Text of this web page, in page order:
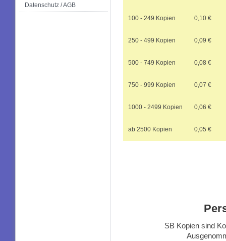
Datenschutz / AGB
100 - 249 Kopien 0,10 €
250 - 499 Kopien 0,09 €
500 - 749 Kopien 0,08 €
750 - 999 Kopien 0,07 €
1000 - 2499 Kopien 0,06 €
ab 2500 Kopien 0,05 €
SB Kopien sind